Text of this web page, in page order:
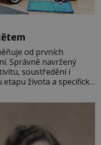
od prvních
Správně navržený
soustředění i
života a specifické
miminka měl působit
věk je